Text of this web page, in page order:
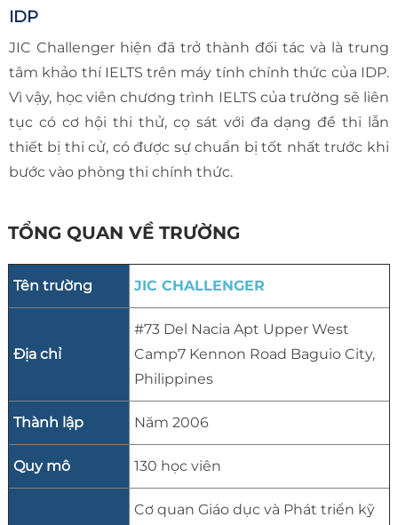
IDP
JIC Challenger hiện đã trở thành đối tác và là trung
tâm khảo thí IELTS trên máy tính chính thức của IDP.
Vì vậy, học viên chương trình IELTS của trường sẽ liên
tục có cơ hội thi thử, cọ sát với đa dạng đề thi lẫn
thiết bị thi cử, có được sự chuẩn bị tốt nhất trước khi
bước vào phòng thi chính thức.
TỔNG QUAN VỀ TRƯỜNG
Tên trường JIC CHALLENGER
Địa chỉ
#73 Del Nacia Apt Upper West
Camp7 Kennon Road Baguio City,
Philippines
Thành lập Năm 2006
Quy mô 130 học viên
Cơ quan Giáo dục và Phát triển kỹ